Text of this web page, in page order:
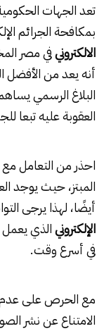
تعد الجهات
بمكافحة الجرائم
الالكترونيفي مصر
أنه يعد من الأفضل
البلاغ الرسمي
العقوبة عليه تبعا
احذر من التعامل
المبتز، حيث يوجد
أيضًا، لهذا يرجى
الإلكترونيالذي يعمل
في أسرع وقت.
مع الحرص على عدم
الامتناع عن نشر